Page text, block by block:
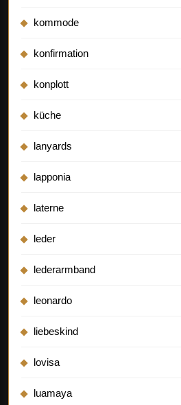
kommode
konfirmation
konplott
küche
lanyards
lapponia
laterne
leder
lederarmband
leonardo
liebeskind
lovisa
luamaya